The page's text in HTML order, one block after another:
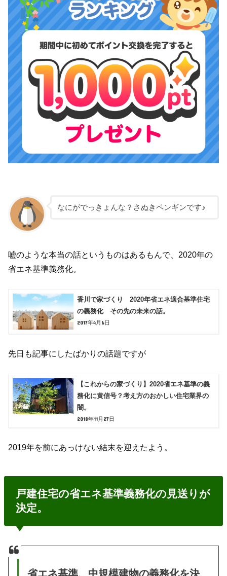
なにがでっきょんな？さぬきペンギンです♪
嘘のような本当の話というものはあるもんで、2020年の
省エネ基準義務化。
香川で家づくり 2020年省エネ適合基準住宅
の義務化 その先の未来の話。
2017年4月6日
先日も記事にしたばかりの話題ですが
【これからの家づくり】2020省エネ基準の義
務化に黄信号？考え方のおかしい住宅業界の
闇。
2018年11月27日
2019年を前にあっけない結末を迎えたよう。
戸建住宅の省エネ基準義務化の見送りが
決定。
省エネ基準、中規模建物の義務化を決